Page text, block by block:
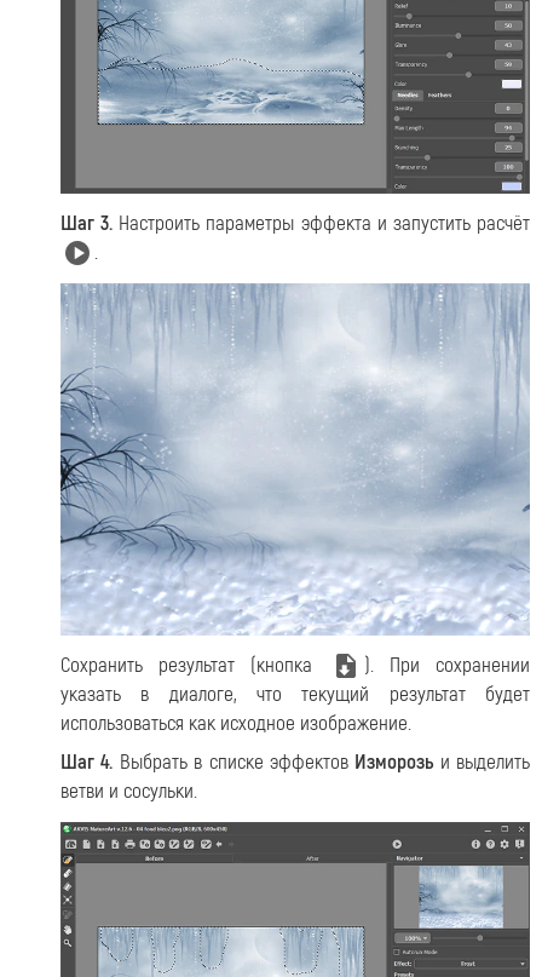
Шаг 3. Настроить параметры эффекта и запустить расчёт
.
Сохранить результат (кнопка
). При сохранении
указать в диалоге, что текущий результат будет
использоваться как исходное изображение.
Шаг 4. Выбрать в списке эффектов Изморозь и выделить
ветви и сосульки.